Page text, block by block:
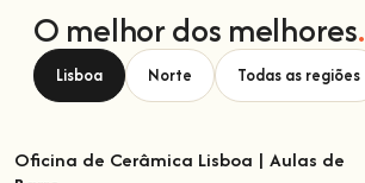
O melhor dos melhores.
Lisboa Norte Todas as regiões
Oficina de Cerâmica Lisboa | Aulas de